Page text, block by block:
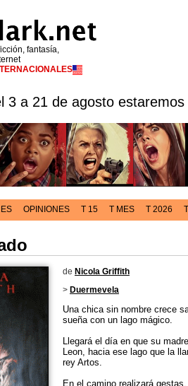
fantasía,
3 a 21 de agosto
OPINIONES T 15 T MES T 2026
de Nicola Griffith
> Duermevela
Una chica sin nombre crece
sueña con un lago mágico.
Llegará el día en que su
Leon, hacia ese lago que la
rey Artos.
En el camino realizará